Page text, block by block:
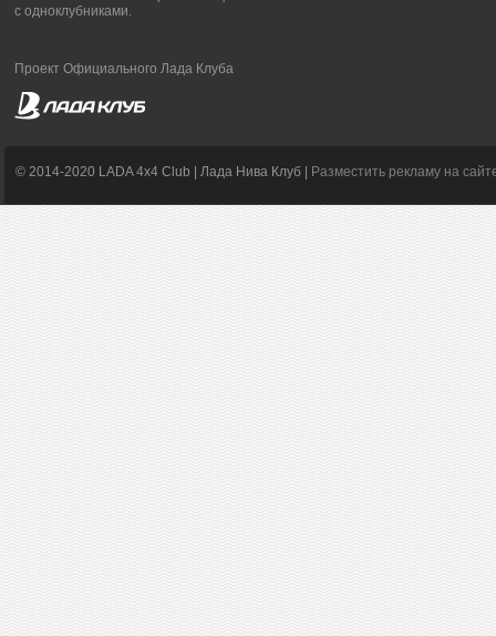
с одноклубниками.
Проект Официального Лада Клуба
© 2014-2020 LADA 4x4 Club | Лада Нива Клуб | Разместить рекламу на